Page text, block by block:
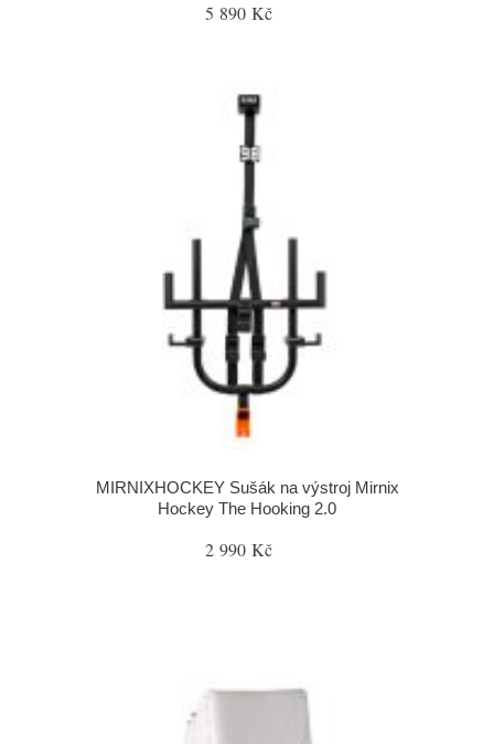
5 890 Kč
MIRNIXHOCKEY Sušák na výstroj Mirnix
Hockey The Hooking 2.0
2 990 Kč